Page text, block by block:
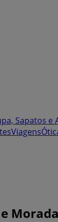
Sapatos e
Viagens